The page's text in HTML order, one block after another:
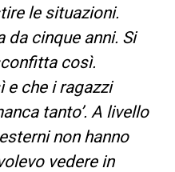
le situazioni.
da cinque anni. Si
così.
e che i ragazzi
tanto’. A livello
non hanno
vedere in